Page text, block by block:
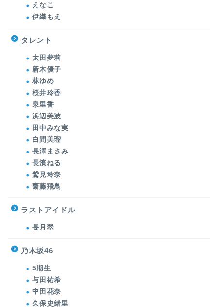
えなこ
伊織もえ
タレント
太田夢莉
新木優子
林ゆめ
桜井玲香
泉里香
浜辺美波
田中みな実
白間美瑠
長澤まさみ
長濱ねる
鷲見玲奈
齋藤飛鳥
ラストアイドル
長月翠
乃木坂46
5期生
与田祐希
中田花奈
久保史緒里